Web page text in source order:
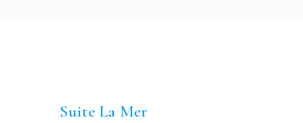
Suite La Mer